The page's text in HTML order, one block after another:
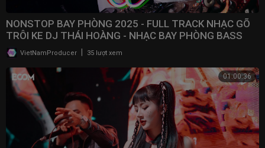
NONSTOP BAY PHÒNG 2025 - FULL TRACK NHẠC GÕ
TRÔI KE DJ THÁI HOÀNG - NHẠC BAY PHÒNG BASS
CWCH MẠNH
VietNamProducer 35 lượt xem
01:00:36